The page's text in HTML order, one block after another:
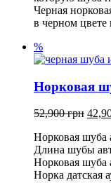
Черная
в черном цвете
%
Норковая
52,900грн
Норковая шуба
Длина шубы
Норковая шуба
Норка датская